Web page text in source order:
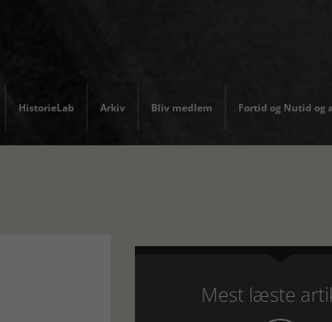
HistorieLab Arkiv Bliv medlem Fortid og Nutid og
Mest læste